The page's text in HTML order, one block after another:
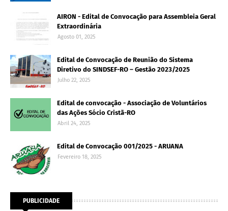
AIRON - Edital de Convocação para Assembleia Geral
Extraordinária
Agosto 01, 2025
Edital de Convocação de Reunião do Sistema
Diretivo do SINDSEF-RO – Gestão 2023/2025
Julho 22, 2025
Edital de convocação - Associação de Voluntários
das Ações Sócio Cristã-RO
Abril 24, 2025
Edital de Convocação 001/2025 - ARUANA
Fevereiro 18, 2025
PUBLICIDADE